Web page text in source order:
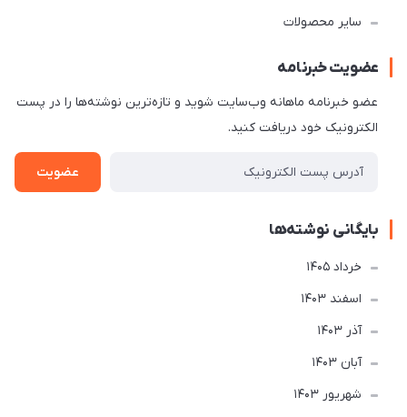
سایر محصولات
عضویت خبرنامه
عضو خبرنامه ماهانه وب‌سایت شوید و تازه‌ترین نوشته‌ها را در پست
الکترونیک خود دریافت کنید.
عضویت
بایگانی نوشته‌ها
خرداد 1405
اسفند 1403
آذر 1403
آبان 1403
شهریور 1403